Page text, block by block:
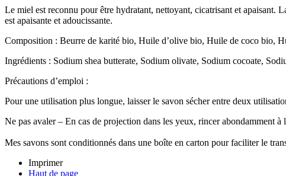
Le miel est reconnu pour être hydratant, nettoyant, cicatrisant et apaisant.
est apaisante et adoucissante.
Composition : Beurre de karité bio, Huile d’olive bio, Huile de coco bio,
Ingrédients : Sodium shea butterate, Sodium olivate, Sodium cocoate,
Précautions d’emploi :
Pour une utilisation plus longue, laisser le savon sécher entre deux
Ne pas avaler – En cas de projection dans les yeux, rincer abondamment à
Mes savons sont conditionnés dans une boîte en carton pour faciliter le
Imprimer
Haut de page